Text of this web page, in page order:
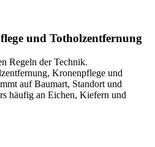
und Totholzentfernung
Regeln der Technik.
Kronenpflege und
auf Baumart, Standort und
häufig an Eichen, Kiefern und